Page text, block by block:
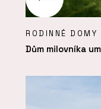
RODINNÉ DOMY
Dům milovníka